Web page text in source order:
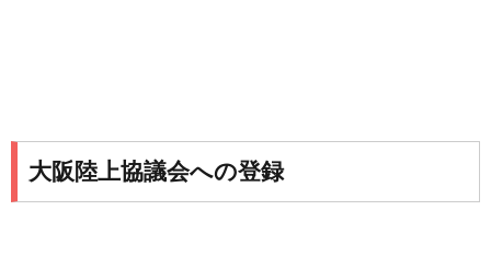
大阪陸上協議会への登録